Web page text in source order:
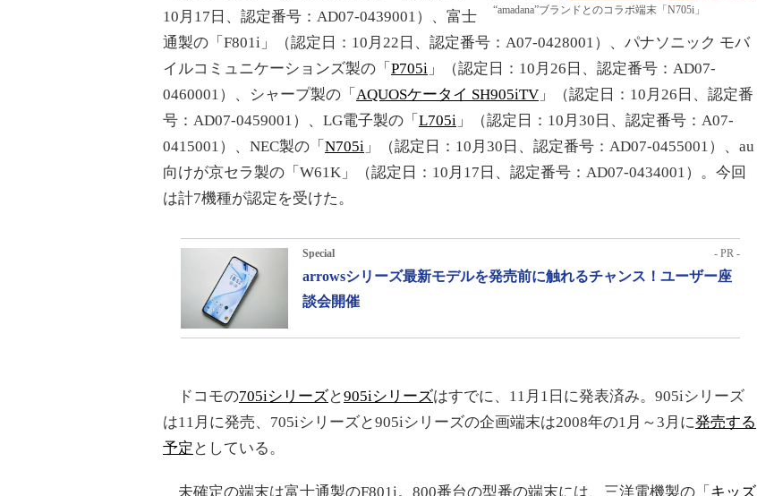
“amadana”ブランドとのコラボ端末「N705i」
10月17日、認定番号：AD07-0439001）、富士
通製の「F801i」（認定日：10月22日、認定番号：A07-0428001）、パナソニック モバ
イルコミュニケーションズ製の「 P705i 」（認定日：10月26日、認定番号：AD07-
0460001）、シャープ製の「 AQUOSケータイ SH905iTV 」（認定日：10月26日、認定番
号：AD07-0459001）、LG電子製の「 L705i 」（認定日：10月30日、認定番号：A07-
0415001）、NEC製の「 N705i 」（認定日：10月30日、認定番号：AD07-0455001）、au
向けが京セラ製の「W61K」（認定日：10月17日、認定番号：AD07-0434001）。今回
は計7機種が認定を受けた。
Special - PR -
arrowsシリーズ最新モデルを発売前に触れるチャンス！ユーザー座
談会開催
ドコモの705iシリーズと905iシリーズはすでに、11月1日に発表済み。905iシリーズ
は11月に発売、705iシリーズと905iシリーズの企画端末は2008年の1月～3月に発売する
予定 としている。
未確定の端末は富士通製のF801i。800番台の型番の端末には、三洋電機製の「 キッズ